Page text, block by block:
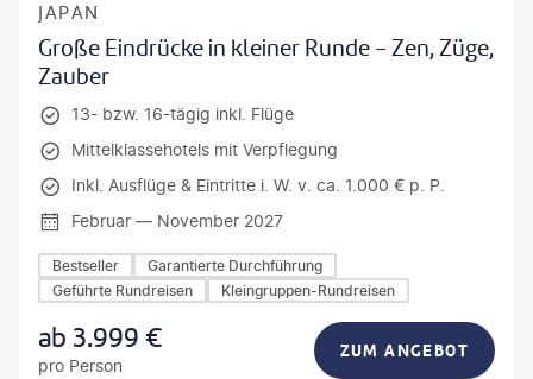
JAPAN
Große Eindrücke in kleiner Runde - Zen, Züge,
Zauber
13- bzw. 16-tägig inkl. Flüge
Mittelklassehotels mit Verpflegung
Inkl. Ausflüge & Eintritte i. W. v. ca. 1.000 € p. P.
Februar — November 2027
Bestseller
Garantierte Durchführung
Geführte Rundreisen
Kleingruppen-Rundreisen
ab3.999 €
pro Person
ZUM ANGEBOT